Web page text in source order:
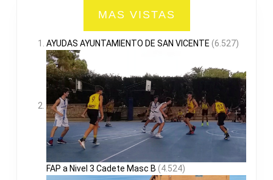
MAS VISTAS
AYUDAS AYUNTAMIENTO DE SAN VICENTE (6.527)
FAP a Nivel 3 Cadete Masc B (4.524)